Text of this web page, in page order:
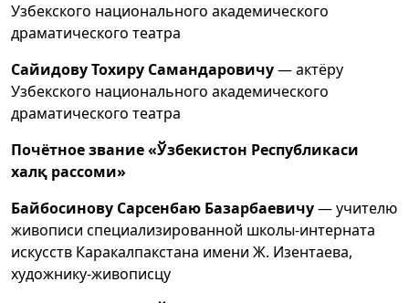
Узбекского национального академического
драматического театра
Сайидову Тохиру Самандаровичу— актёру
Узбекского национального академического
драматического театра
Почётное звание «Ўзбекистон Республикаси
халқ рассоми»
Байбосинову Сарсенбаю Базарбаевичу— учителю
живописи специализированной школы-интерната
искусств Каракалпакстана имени Ж. Изентаева,
художнику-живописцу